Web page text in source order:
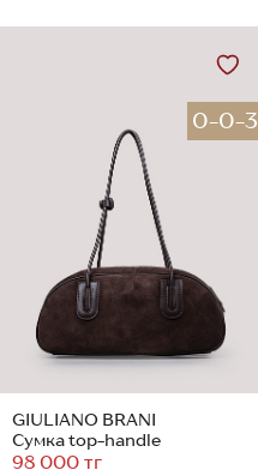
0-0-3
GIULIANO BRANI
Сумка top-handle
98 000 тг